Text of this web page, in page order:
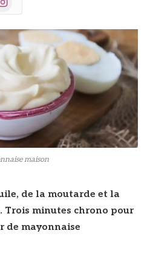
maison
de la moutarde et la
minutes chrono pour
de mayonnaise